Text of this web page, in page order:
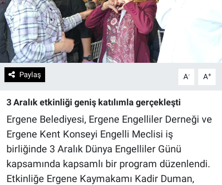
Paylaş A- A+
3 Aralık etkinliği geniş katılımla gerçekleşti
Ergene Belediyesi, Ergene Engelliler Derneği ve
Ergene Kent Konseyi Engelli Meclisi iş
birliğinde 3 Aralık Dünya Engelliler Günü
kapsamında kapsamlı bir program düzenlendi.
Etkinliğe Ergene Kaymakamı Kadir Duman,